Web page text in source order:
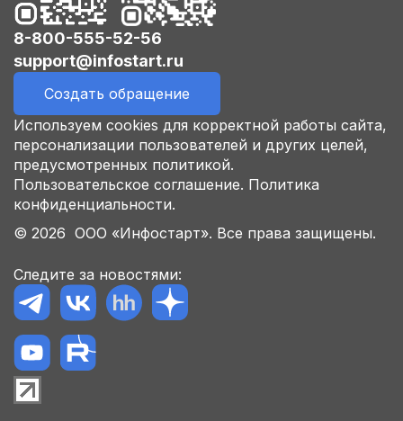
8-800-555-52-56
support@infostart.ru
Создать обращение
Используем cookies для корректной работы сайта,
персонализации пользователей и других целей,
предусмотренных политикой.
Пользовательское соглашение. Политика
конфиденциальности.
© 2026 ООО «Инфостарт». Все права защищены.
Следите за новостями: